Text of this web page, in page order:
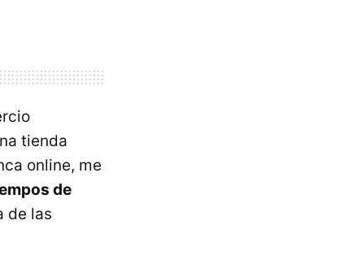
tienda
online, me
de
de las